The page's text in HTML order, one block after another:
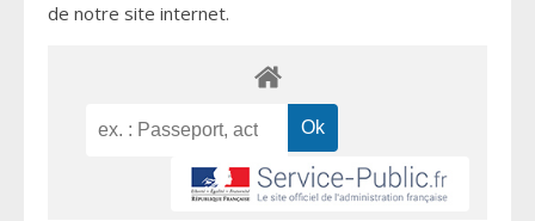
de notre site internet.